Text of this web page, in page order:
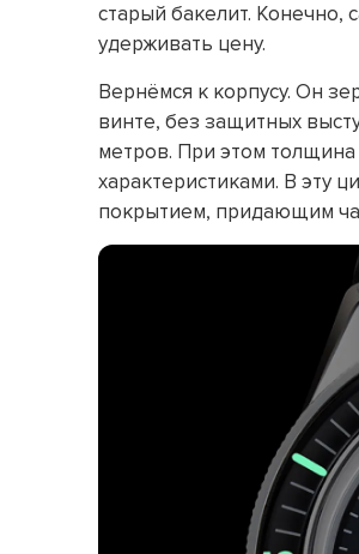
старый бакелит.
удерживать цену.
Вернёмся к корпусу. Он
винте, без защитных
метров. При этом толщина
характеристиками. В эту
покрытием, придающим